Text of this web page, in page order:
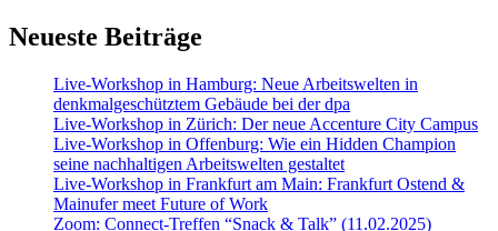
Neueste Beiträge
Live-Workshop in Hamburg: Neue Arbeitswelten in
denkmalgeschütztem Gebäude bei der dpa
Live-Workshop in Zürich: Der neue Accenture City Campus
Live-Workshop in Offenburg: Wie ein Hidden Champion
seine nachhaltigen Arbeitswelten gestaltet
Live-Workshop in Frankfurt am Main: Frankfurt Ostend &
Mainufer meet Future of Work
Zoom: Connect-Treffen “Snack & Talk” (11.02.2025)